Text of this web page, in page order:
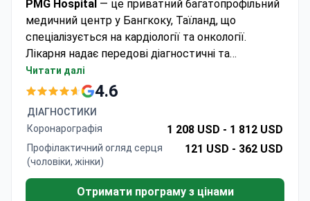
PMG Hospital — це приватний багатопрофільний
медичний центр у Бангкоку, Таїланд, що
спеціалізується на кардіології та онкології.
Лікарня надає передові діагностичні та
інтервенційні процедури, включаючи коронарну
ангіографію та ангіопластику сонних артерій зі
дорослих і найчастіше обирається пацієнтами з
Азії.
Читати далі
4.6
ДІАГНОСТИКИ
Коронарографія
1 208 USD - 1 812 USD
Профілактичний огляд серця
(чоловіки, жінки)
121 USD - 362 USD
Отримати програму з цінами